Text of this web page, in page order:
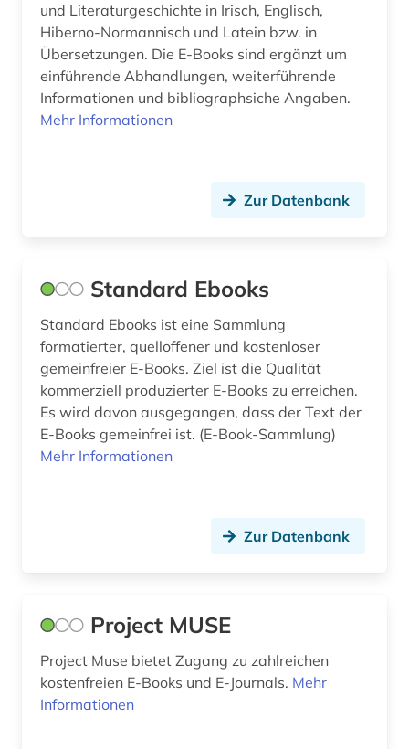
indolologie (1)
industrie (1)
informatik (25)
informationstheorie (1)
informationswissenschaften (1)
ingenieurswissenschaft (1)
ingenieurwesen (1)
ingenieurwissenschaften (14)
interkulturalität (1)
internationale beziehungen (1)
internationale studien (1)
und Literaturgeschichte in Irisch, Englisch,
Hiberno-Normannisch und Latein bzw. in
Übersetzungen. Die E-Books sind ergänzt um
einführende Abhandlungen, weiterführende
Informationen und bibliographsiche Angaben.
Mehr Informationen
Zur Datenbank
Standard Ebooks
Standard Ebooks ist eine Sammlung
formatierter, quelloffener und kostenloser
gemeinfreier E-Books. Ziel ist die Qualität
kommerziell produzierter E-Books zu erreichen.
Es wird davon ausgegangen, dass der Text der
E-Books gemeinfrei ist. (E-Book-Sammlung)
Mehr Informationen
Zur Datenbank
Project MUSE
Project Muse bietet Zugang zu zahlreichen
kostenfreien E-Books und E-Journals. Mehr
Informationen